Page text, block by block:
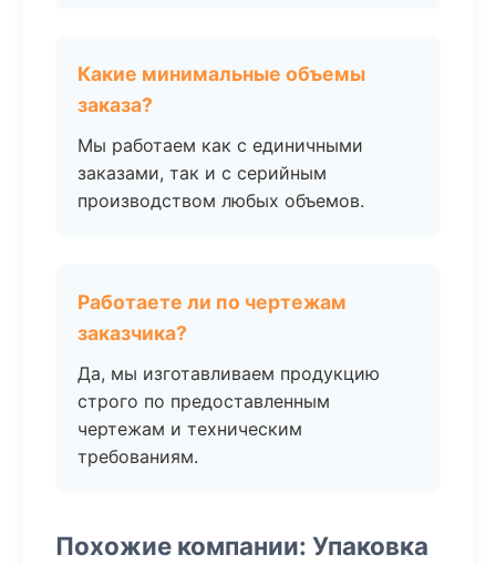
Какие минимальные объемы
заказа?
Мы работаем как с единичными
заказами, так и с серийным
производством любых объемов.
Работаете ли по чертежам
заказчика?
Да, мы изготавливаем продукцию
строго по предоставленным
чертежам и техническим
требованиям.
Похожие компании: Упаковка